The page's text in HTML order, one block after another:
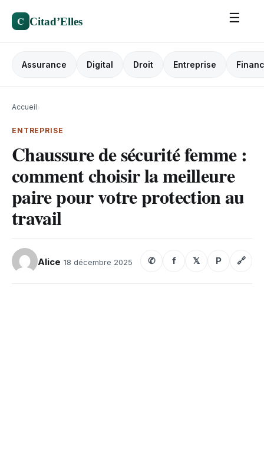
C Citad’Elles ☰
Assurance Digital Droit Entreprise
Accueil›
ENTREPRISE
Chaussure de sécurité femme :
comment choisir la meilleure
paire pour votre protection au
travail
Alice 18 décembre 2025 ✆ f 𝕏 P 🔗